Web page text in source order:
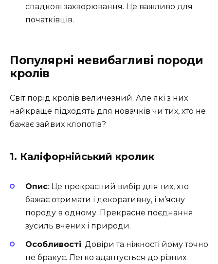
спадкові захворювання. Це важливо для
початківців.
Популярні невибагливі породи
кролів
Світ порід кролів величезний. Але які з них
найкраще підходять для новачків чи тих, хто не
бажає зайвих клопотів?
1. Каліфорнійський кролик
Опис: Це прекрасний вибір для тих, хто
бажає отримати і декоративну, і м’ясну
породу в одному. Прекрасне поєднання
зусиль вчених і природи.
Особливості: Довіри та ніжності йому точно
не бракує. Легко адаптується до різних